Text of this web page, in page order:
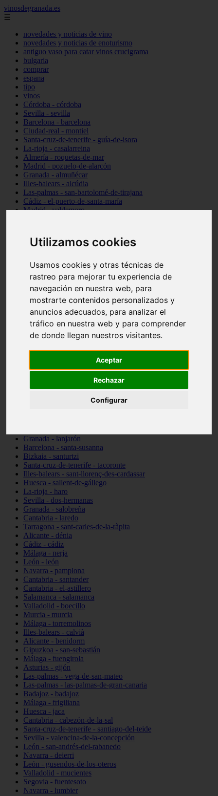
Utilizamos cookies
Usamos cookies y otras técnicas de
rastreo para mejorar tu experiencia de
navegación en nuestra web, para
mostrarte contenidos personalizados y
anuncios adecuados, para analizar el
tráfico en nuestra web y para comprender
de donde llegan nuestros visitantes.
Aceptar
Rechazar
Configurar
vinosdegranada.es
☰
novedades y noticias de vino
novedades y noticias de enoturismo
antiguo vaso para catar vinos crucigrama
bulgaria
comprar
espana
tipo
vinos
Córdoba - córdoba
Sevilla - sevilla
Barcelona - barcelona
Ciudad-real - montiel
Santa-cruz-de-tenerife - guía-de-isora
La-rioja - casalarreina
Almería - roquetas-de-mar
Madrid - pozuelo-de-alarcón
Granada - almuñécar
Illes-balears - alcúdia
Las-palmas - san-bartolomé-de-tirajana
Cádiz - el-puerto-de-santa-maría
Madrid - valdemoro
Cantabria - suances
Sevilla - bormujos
Málaga - júzcar
Huesca - alquézar
Huesca - castejón-de-sos
Lleida - alt-àneu
Córdoba - almedinilla
Navarra - zangoza
Cantabria - arenas-de-iguña
Barcelona - la-pobla-de-lillet
Murcia - cartagena
Madrid - nuevo-baztán
Granada - lanjarón
Barcelona - santa-susanna
Bizkaia - santurtzi
Santa-cruz-de-tenerife - tacoronte
Illes-balears - sant-llorenç-des-cardassar
Huesca - sallent-de-gállego
La-rioja - haro
Sevilla - dos-hermanas
Granada - salobreña
Cantabria - laredo
Tarragona - sant-carles-de-la-ràpita
Alicante - dénia
Cádiz - cádiz
Málaga - nerja
León - león
Navarra - pamplona
Cantabria - santander
Cantabria - el-astillero
Salamanca - salamanca
Valladolid - boecillo
Murcia - murcia
Málaga - torremolinos
Illes-balears - calvià
Alicante - benidorm
Gipuzkoa - san-sebastián
Málaga - fuengirola
Asturias - gijón
Las-palmas - vega-de-san-mateo
Las-palmas - las-palmas-de-gran-canaria
Badajoz - badajoz
Málaga - frigiliana
Huesca - jaca
Cantabria - cabezón-de-la-sal
Santa-cruz-de-tenerife - santiago-del-teide
Sevilla - valencina-de-la-concepción
León - san-andrés-del-rabanedo
Navarra - deierri
León - gusendos-de-los-oteros
Valladolid - mucientes
Segovia - fuentesoto
Navarra - lumbier